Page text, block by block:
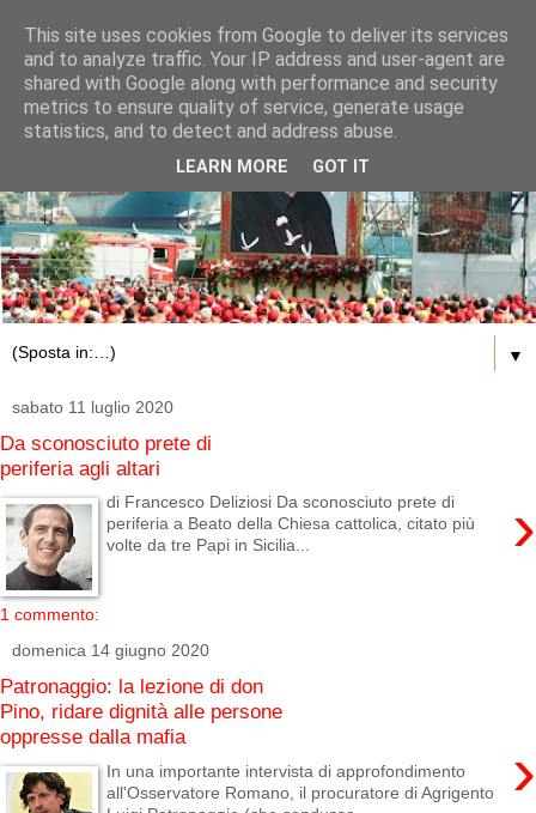
▼
sabato 11 luglio 2020
Da sconosciuto prete di
periferia agli altari
›
di Francesco Deliziosi Da sconosciuto prete di
periferia a Beato della Chiesa cattolica, citato più
volte da tre Papi in Sicilia...
1 commento:
domenica 14 giugno 2020
Patronaggio: la lezione di don
Pino, ridare dignità alle persone
oppresse dalla mafia
›
In una importante intervista di approfondimento
all'Osservatore Romano, il procuratore di Agrigento
This site uses cookies from Google to deliver its services
and to analyze traffic. Your IP address and user-agent are
shared with Google along with performance and security
metrics to ensure quality of service, generate usage
statistics, and to detect and address abuse.
LEARN MORE GOT IT